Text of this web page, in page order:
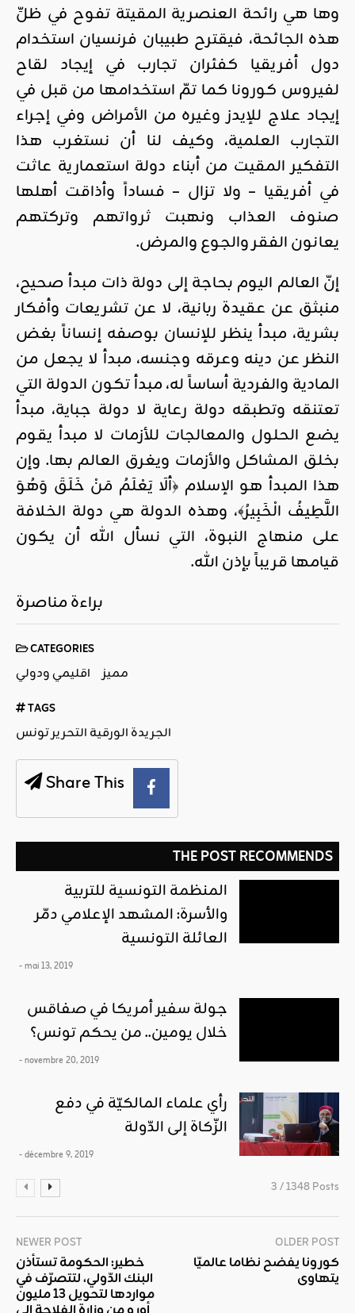
وها هي رائحة العنصرية المقيتة تفوح في ظلِّ
هذه الجائحة، فيقترح طبيبان فرنسيان استخدام
دول أفريقيا كفئران تجارب في إيجاد لقاح
لفيروس كورونا كما تمّ استخدامها من قبل في
إيجاد علاج للإيدز وغيره من الأمراض وفي إجراء
التجارب العلمية، وكيف لنا أن نستغرب هذا
التفكير المقيت من أبناء دولة استعمارية عاثت
في أفريقيا – ولا تزال – فساداً وأذاقت أهلها
صنوف العذاب ونهبت ثرواتهم وتركتهم
يعانون الفقر والجوع والمرض.
إنّ العالم اليوم بحاجة إلى دولة ذات مبدأ صحيح،
منبثق عن عقيدة ربانية، لا عن تشريعات وأفكار
بشرية، مبدأ ينظر للإنسان بوصفه إنساناً بغض
النظر عن دينه وعرقه وجنسه، مبدأ لا يجعل من
المادية والفردية أساساً له، مبدأ تكون الدولة التي
تعتنقه وتطبقه دولة رعاية لا دولة جباية، مبدأ
يضع الحلول والمعالجات للأزمات لا مبدأ يقوم
بخلق المشاكل والأزمات ويغرق العالم بها. وإن
هذا المبدأ هو الإسلام ﴿ألَا يَعْلَمُ مَنْ خَلَقَ وَهُوَ
اللَّطِيفُ الْخَبِيرُ﴾، وهذه الدولة هي دولة الخلافة
على منهاج النبوة، التي نسأل الله أن يكون
قيامها قريباً بإذن الله.
براءة مناصرة
CATEGORIES
اقليمي ودولي مميز
TAGS
الجريدة الورقية التحرير تونس
Share This
THE POST RECOMMENDS
المنظمة التونسية للتربية
والأسرة: المشهد الإعلامي دمّر
العائلة التونسية
- mai 13, 2019
جولة سفير أمريكا في صفاقس
خلال يومين.. من يحكم تونس؟
- novembre 20, 2019
رأي علماء المالكيّة في دفع
الزّكاة إلى الدّولة
- décembre 9, 2019
3 / 1348 Posts
NEWER POST
خطير: الحكومة تستأذن
البنك الدّولي، لتتصرّف في
مواردها لتحويل 13 مليون
OLDER POST
كورونا يفضح نظاما عالميّا
يتهاوى